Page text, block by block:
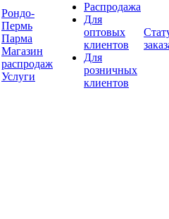
Рондо-
Пермь
Парма
Магазин
распродаж
Услуги
Распродажа
Для
оптовых
клиентов
Для
розничных
клиентов